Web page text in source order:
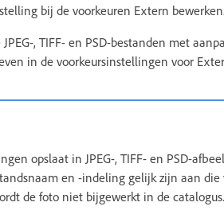
bij de voorkeuren Extern bewerken.
, TIFF- en PSD-bestanden met
in de voorkeursinstellingen voor
opslaat in JPEG-, TIFF- en PSD-
en -indeling gelijk zijn aan
de foto niet bijgewerkt in de catalogus.